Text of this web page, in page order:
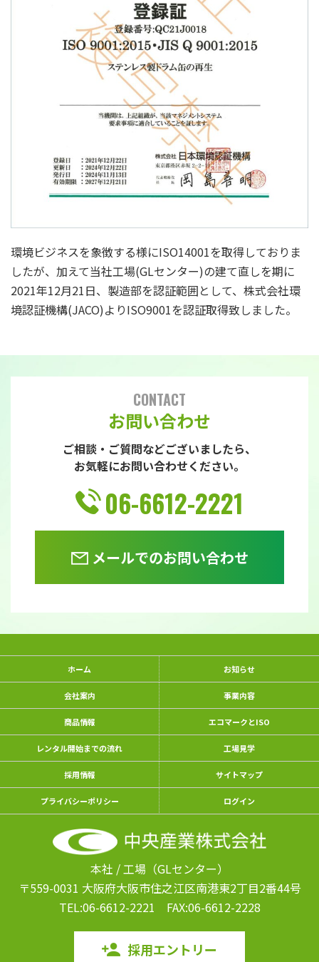
環境ビジネスを象徴する様にISO14001を取得しておりま
したが、加えて当社工場(GLセンター)の建て直しを期に
2021年12月21日、製造部を認証範囲として、株式会社環
境認証機構(JACO)よりISO9001を認証取得致しました。
CONTACT
お問い合わせ
ご相談・ご質問などございましたら、
お気軽にお問い合わせください。
06-6612-2221
メールでのお問い合わせ
ホーム お知らせ
会社案内 事業内容
商品情報 エコマークとISO
レンタル開始までの流れ 工場見学
採用情報 サイトマップ
プライバシーポリシー ログイン
本社 / 工場（GLセンター）
〒559-0031 大阪府大阪市住之江区南港東2丁目2番44号
TEL:06-6612-2221 FAX:06-6612-2228
採用エントリー